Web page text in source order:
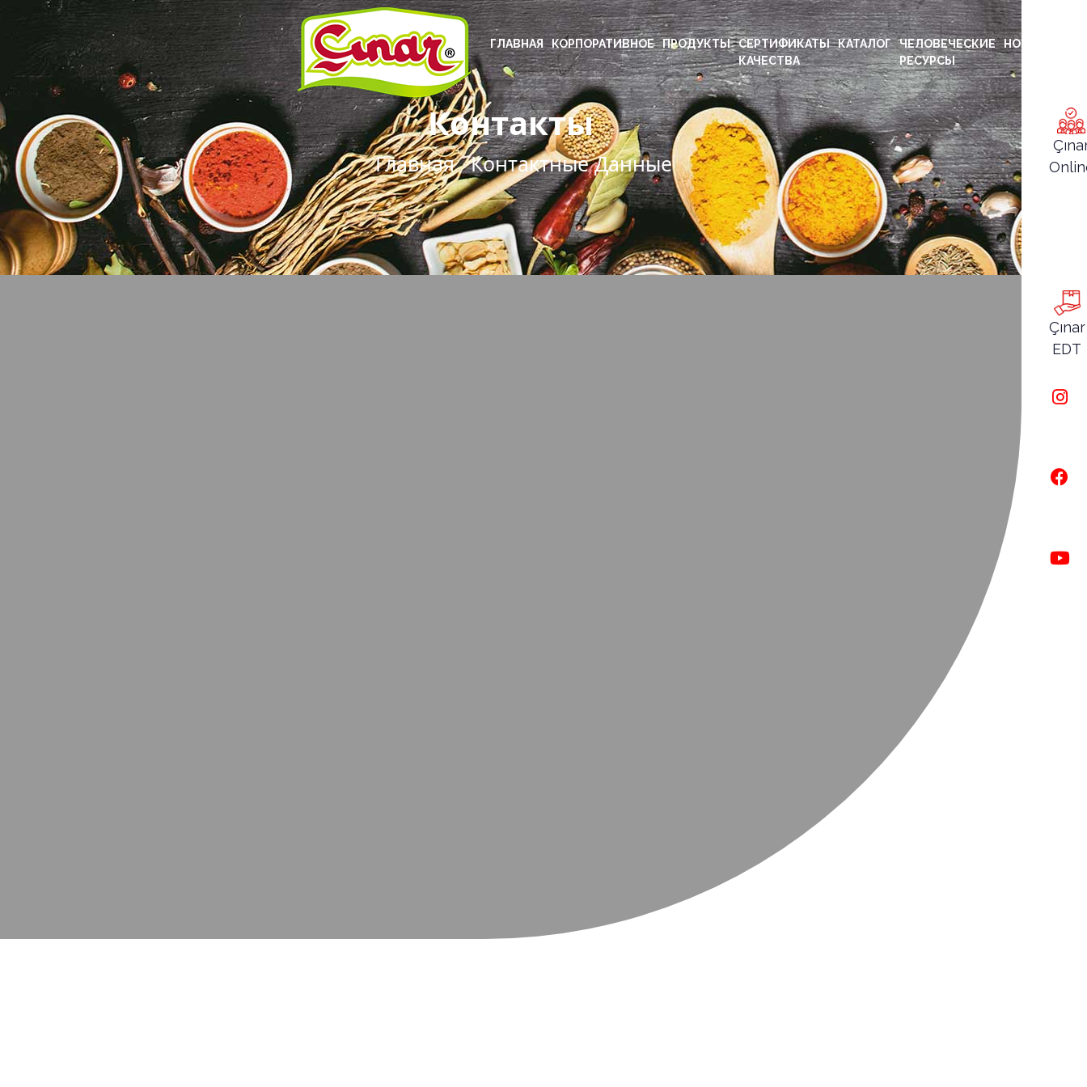
ГЛАВНАЯ КОРПОРАТИВНОЕ ПРОДУКТЫ
СЕРТИФИКАТЫ
КАЧЕСТВА
КАТАЛОГ
ЧЕЛОВЕЧЕСКИЕ
РЕСУРСЫ
НОВОСТИ
Çınar
EDT
Контакты
Главная Контактные Данные